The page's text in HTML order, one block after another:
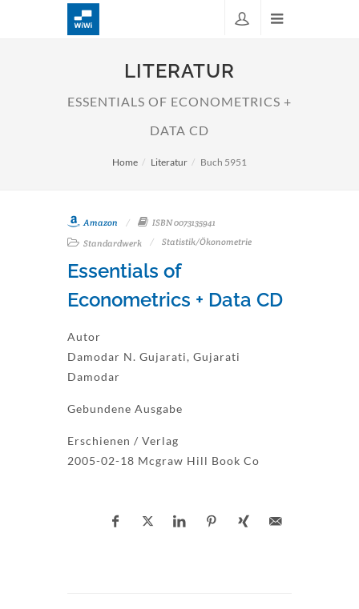
LITERATUR
ESSENTIALS OF ECONOMETRICS +
DATA CD
Home Literatur Buch 5951
Amazon
ISBN 0073135941
Standardwerk
Statistik/Ökonometrie
Essentials of
Econometrics + Data CD
Autor
Damodar N. Gujarati, Gujarati
Damodar
Gebundene Ausgabe
Erschienen / Verlag
2005-02-18 Mcgraw Hill Book Co